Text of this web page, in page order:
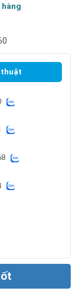
hàng
thuật